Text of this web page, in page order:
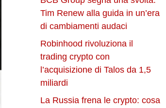
Tim Renew alla guida in un’era
di cambiamenti audaci
Robinhood rivoluziona il
trading crypto con
l’acquisizione di Talos da 1,5
miliardi
La Russia frena le crypto: cosa